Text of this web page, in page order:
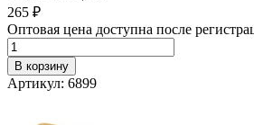
265 ₽
Оптовая цена доступна после
В корзину
Артикул: 6899